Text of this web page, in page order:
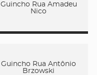
Guincho Rua Amadeu
Nico
Guincho Rua Antônio
Brzowski